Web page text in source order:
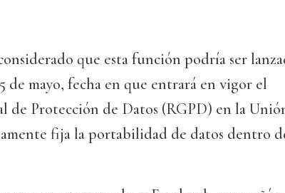
que esta función podría ser
de mayo, fecha en que entrará en vigor el
de Protección de Datos (RGPD) en la
fija la portabilidad de datos dentro